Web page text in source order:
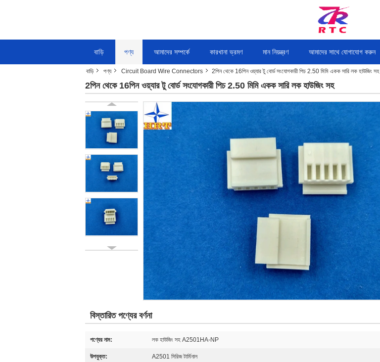
বাড়ি পণ্য আমাদের সম্পর্কে কারখানা ভ্রমণ মান নিয়ন্ত্রণ আমাদের সাথে যোগাযোগ করুন
বাড়ি পণ্য Circuit Board Wire Connectors 2পিন থেকে 16পিন ওয়্যার টু বোর্ড সংযোগকারী পিচ 2.50 মিমি একক সারি লক হাউজিং সহ
2পিন থেকে 16পিন ওয়্যার টু বোর্ড সংযোগকারী পিচ 2.50 মিমি একক সারি লক হাউজিং সহ
বিস্তারিত পণ্যের বর্ণনা
পণ্যের নাম: লক হাউজিং সহ A2501HA-NP
উপযুক্ত: A2501 সিরিজ টার্মিনাল